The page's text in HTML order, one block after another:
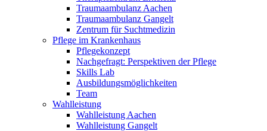
Traumaambulanz Aachen
Traumaambulanz Gangelt
Zentrum für Suchtmedizin
Pflege im Krankenhaus
Pflegekonzept
Nachgefragt: Perspektiven der Pflege
Skills Lab
Ausbildungsmöglichkeiten
Team
Wahlleistung
Wahlleistung Aachen
Wahlleistung Gangelt